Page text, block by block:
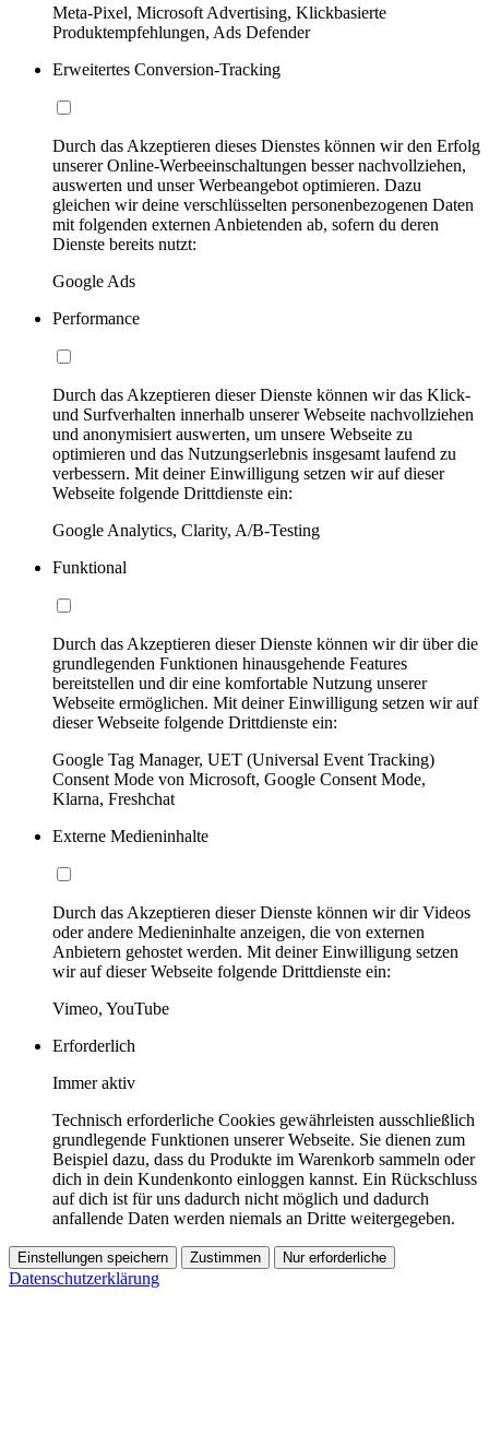
Meta-Pixel, Microsoft Advertising, Klickbasierte
Produktempfehlungen, Ads Defender
Erweitertes Conversion-Tracking
Durch das Akzeptieren dieses Dienstes können wir den Erfolg
unserer Online-Werbeeinschaltungen besser nachvollziehen,
auswerten und unser Werbeangebot optimieren. Dazu
gleichen wir deine verschlüsselten personenbezogenen Daten
mit folgenden externen Anbietenden ab, sofern du deren
Dienste bereits nutzt:
Google Ads
Performance
Durch das Akzeptieren dieser Dienste können wir das Klick-
und Surfverhalten innerhalb unserer Webseite nachvollziehen
und anonymisiert auswerten, um unsere Webseite zu
optimieren und das Nutzungserlebnis insgesamt laufend zu
verbessern. Mit deiner Einwilligung setzen wir auf dieser
Webseite folgende Drittdienste ein:
Google Analytics, Clarity, A/B-Testing
Funktional
Durch das Akzeptieren dieser Dienste können wir dir über die
grundlegenden Funktionen hinausgehende Features
bereitstellen und dir eine komfortable Nutzung unserer
Webseite ermöglichen. Mit deiner Einwilligung setzen wir auf
dieser Webseite folgende Drittdienste ein:
Google Tag Manager, UET (Universal Event Tracking)
Consent Mode von Microsoft, Google Consent Mode,
Klarna, Freshchat
Externe Medieninhalte
Durch das Akzeptieren dieser Dienste können wir dir Videos
oder andere Medieninhalte anzeigen, die von externen
Anbietern gehostet werden. Mit deiner Einwilligung setzen
wir auf dieser Webseite folgende Drittdienste ein:
Vimeo, YouTube
Erforderlich
Immer aktiv
Technisch erforderliche Cookies gewährleisten ausschließlich
grundlegende Funktionen unserer Webseite. Sie dienen zum
Beispiel dazu, dass du Produkte im Warenkorb sammeln oder
dich in dein Kundenkonto einloggen kannst. Ein Rückschluss
auf dich ist für uns dadurch nicht möglich und dadurch
anfallende Daten werden niemals an Dritte weitergegeben.
Einstellungen speichern Zustimmen Nur erforderliche
Datenschutzerklärung